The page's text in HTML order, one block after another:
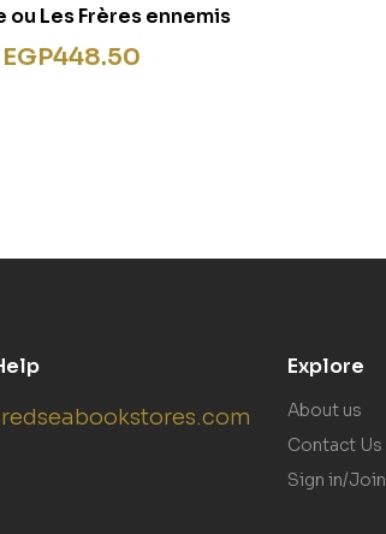
ou Les Frères ennemis
EGP448.50
Explore
About us
Contact Us
Sign in/Join